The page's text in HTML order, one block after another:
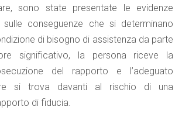
sono state presentate le evidenze
sulle conseguenze che si determinano
di bisogno di assistenza da parte
significativo, la persona riceve la
del rapporto e l’adeguato
si trova davanti al rischio di una
di fiducia.